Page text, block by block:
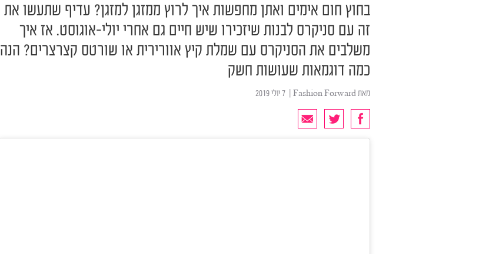
בחוץ חום אימים ואתן מחפשות איך לרוץ ממזגן למזגן? עדיף שתעשו את
זה עם סניקרס לבנות שיזכירו שיש חיים גם אחרי יולי-אוגוסט. אז איך
משלבים את הסניקרס עם שמלת קיץ אוורירית או שורטס קצרצרים? הנה
כמה דוגמאות שעושות חשק
מאתFashion Forward